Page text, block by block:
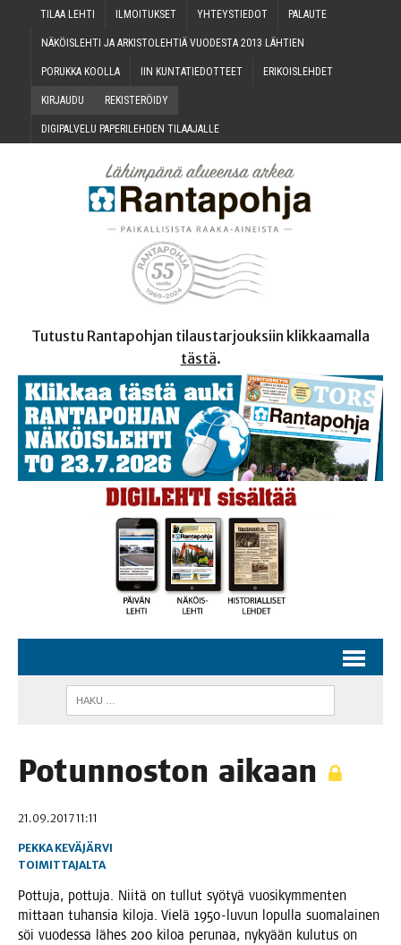
TILAA LEH­TI ILMOI­TUK­SET YHTEYS­TIE­DOT PALAU­TE
NÄKÖIS­LEH­TI JA ARKIS­TO­LEH­TIÄ VUO­DES­TA 2013 LÄHTIEN
PORUK­KA KOOLLA IIN KUN­TA­TIE­DOT­TEET ERI­KOIS­LEH­DET
KIR­JAU­DU REKIS­TE­RÖI­DY
DIGI­PAL­VE­LU PAPE­RI­LEH­DEN TILAAJALLE
Tutustu Rantapohjan tilaustarjouksiin klikkaamalla
tästä.
Potun­nos­ton aikaan
21.09.2017 11:11
PEKKA KEVÄJÄRVI
TOIMITTAJALTA
Pot­tu­ja, pot­tu­ja. Nii­tä on tul­lut syö­tyä vuo­si­kym­men­ten
mit­taan tuhan­sia kilo­ja. Vie­lä 1950-luvun lopul­la suo­ma­lai­nen
söi vuo­des­sa lähes 200 kiloa peru­naa, nyky­ään kulu­tus on